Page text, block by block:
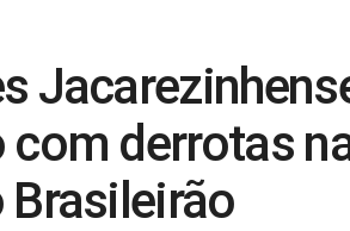
com derrotas
Brasileirão